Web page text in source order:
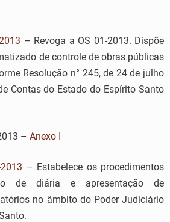
– Revoga a OS 01-2013. Dispõe
de controle de obras públicas
Resolução n° 245, de 24 de julho
Contas do Estado do Espírito Santo
– Anexo I
– Estabelece os procedimentos
de diária e apresentação de
no âmbito do Poder Judiciário